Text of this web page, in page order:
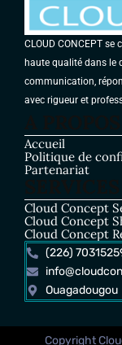
CLOUD CONCEPT
haute qualité dans le
communication,
avec rigueur et
Accueil
Politique de
Partenariat
Cloud Concept
Cloud Concept
Cloud Concept
(226)
Ouagadougou
Copyright